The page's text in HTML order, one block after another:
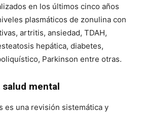
en los últimos cinco años
plasmáticos de zonulina con
artritis, ansiedad, TDAH,
hepática, diabetes,
Parkinson entre otras.
mental
es una revisión sistemática y